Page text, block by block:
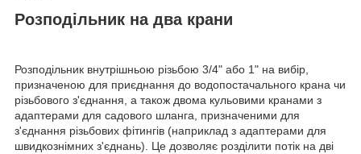
Розподільник на два крани
Розподільник внутрішньою різьбою 3/4" або 1" на вибір,
призначеною для приєднання до водопостачального крана чи
різьбового з'єднання, а також двома кульовими кранами з
адаптерами для садового шланга, призначеними для
з'єднання різьбових фітингів (наприклад з адаптерами для
швидкознімних з'єднань). Це дозволяє розділити потік на дві